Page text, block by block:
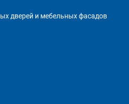
дверей и мебельных фасадов